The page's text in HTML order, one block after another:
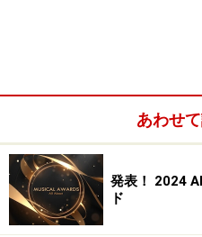
あわせ
発表！ 2024
ド